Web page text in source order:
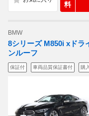
料
BMW
8シリーズ M850i xド
ンルーフ
保証付 車両品質保証書付 購